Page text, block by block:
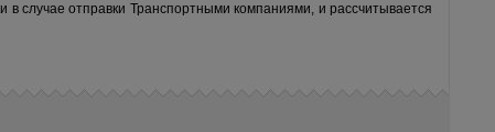
в случае отправки Транспортными компаниями, и рассчитывается